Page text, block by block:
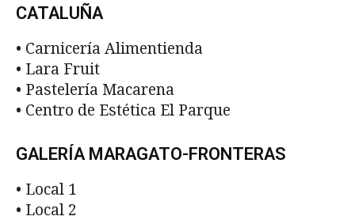
CATALUÑA
• Carnicería Alimentienda
• Lara Fruit
• Pastelería Macarena
• Centro de Estética El Parque
GALERÍA MARAGATO-FRONTERAS
• Local 1
• Local 2